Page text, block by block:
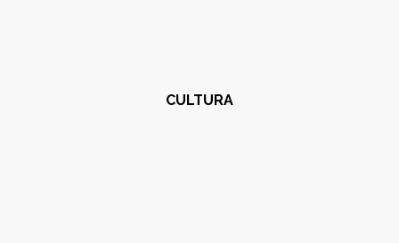
CULTURA